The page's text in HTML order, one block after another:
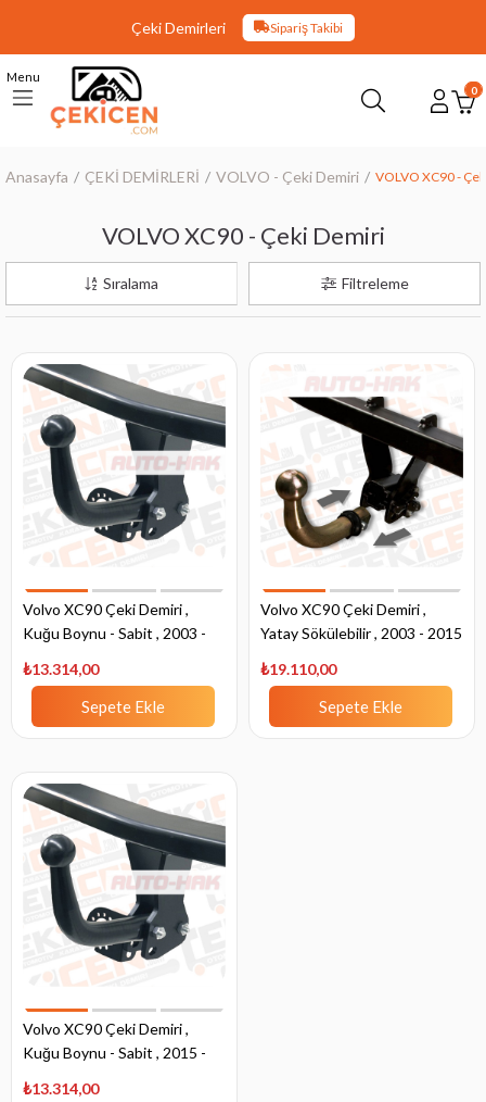
Çeki Demirleri Sipariş Takibi
Menu
0
Anasayfa ÇEKİ DEMİRLERİ VOLVO - Çeki Demiri VOLVO XC90 -
VOLVO XC90 - Çeki Demiri
Filtreleme
Sıralama
Volvo XC90 Çeki Demiri ,
Kuğu Boynu - Sabit , 2003 -
₺13.314,00
Sepete Ekle
Volvo XC90 Çeki Demiri ,
Yatay Sökülebilir , 2003 - 2015
₺19.110,00
Sepete Ekle
Volvo XC90 Çeki Demiri ,
Kuğu Boynu - Sabit , 2015 -
₺13.314,00